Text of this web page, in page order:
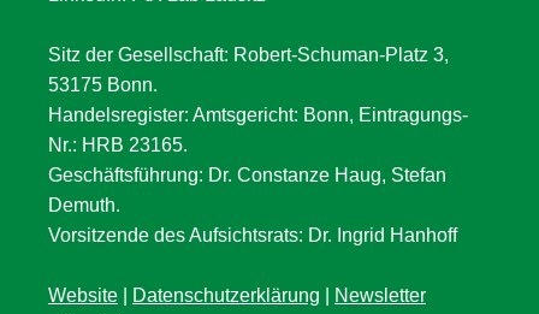
Sitz der Gesellschaft: Robert-Schuman-Platz 3,
53175 Bonn.
Handelsregister: Amtsgericht: Bonn, Eintragungs-
Nr.: HRB 23165.
Geschäftsführung: Dr. Constanze Haug, Stefan
Demuth.
Vorsitzende des Aufsichtsrats: Dr. Ingrid Hanhoff
Website Datenschutzerklärung
Newsletter